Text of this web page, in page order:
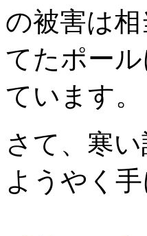
の被害は
てたポー
ています。
さて、寒
ようやく